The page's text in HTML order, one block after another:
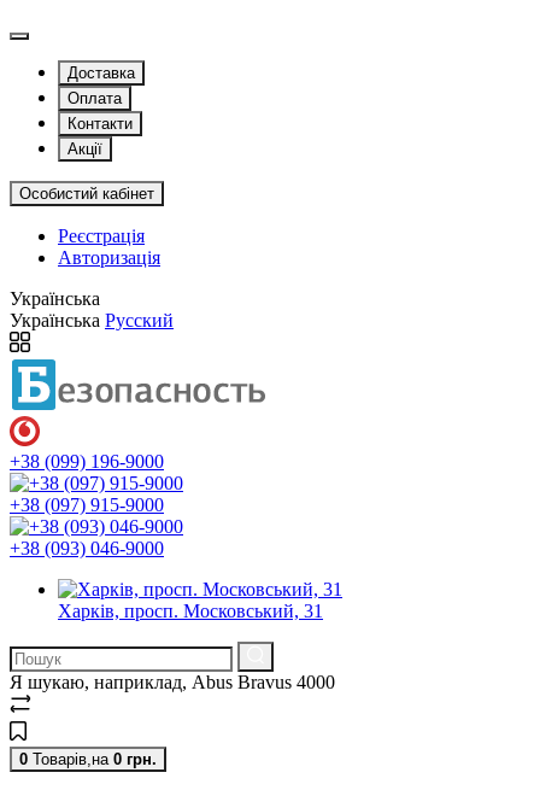
Доставка
Оплата
Контакти
Акції
Особистий кабінет
Реєстрація
Авторизація
Українська
Українська Русский
+38 (099) 196-9000
+38 (097) 915-9000
+38 (093) 046-9000
Харків, просп. Московський, 31
Я шукаю, наприклад, Abus Bravus 4000
0 Товарів,на 0 грн.